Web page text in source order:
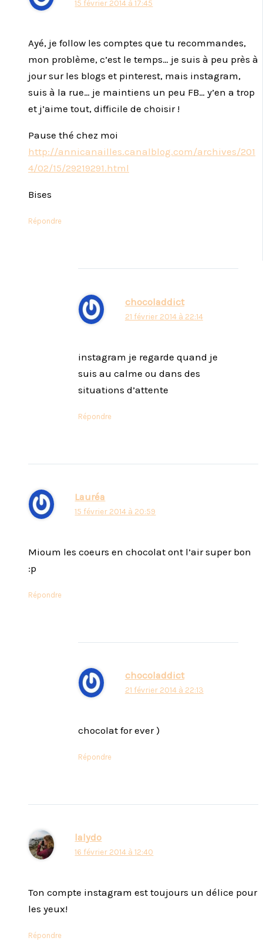
15 février 2014 à 17:45
Ayé, je follow les comptes que tu recommandes,
mon problème, c’est le temps… je suis à peu près à
jour sur les blogs et pinterest, mais instagram,
suis à la rue… je maintiens un peu FB… y’en a trop
et j’aime tout, difficile de choisir !
Pause thé chez moi
http://annicanailles.canalblog.com/archives/201
4/02/15/29219291.html
Bises
Répondre
chocoladdict
21 février 2014 à 22:14
instagram je regarde quand je
suis au calme ou dans des
situations d’attente
Répondre
Lauréa
15 février 2014 à 20:59
Mioum les coeurs en chocolat ont l’air super bon
:p
Répondre
chocoladdict
21 février 2014 à 22:13
chocolat for ever )
Répondre
lalydo
16 février 2014 à 12:40
Ton compte instagram est toujours un délice pour
les yeux!
Répondre